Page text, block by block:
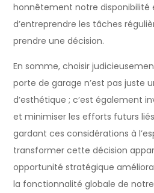
honnêtement notre disponibilité
d’entreprendre les tâches
prendre une décision.
En somme, choisir
porte de garage n’est pas juste
d’esthétique ; c’est également
et minimiser les efforts futurs
gardant ces considérations à
transformer cette décision
opportunité stratégique
la fonctionnalité globale de